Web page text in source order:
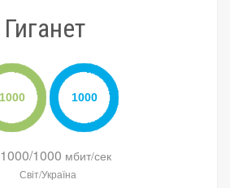
Гиганет
1000/1000 мбит/сек
Світ/Україна